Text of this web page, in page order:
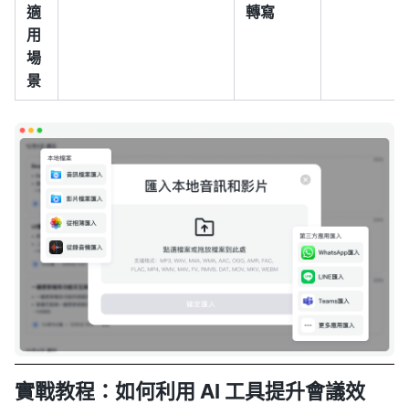
適
用
場
景
轉寫
實戰教程：如何利用 AI 工具提升會議效